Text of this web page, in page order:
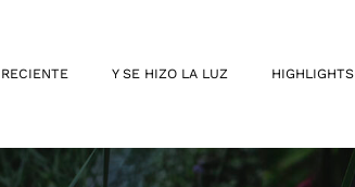
Y SE HIZO LA LUZ HIGHLIGHTS